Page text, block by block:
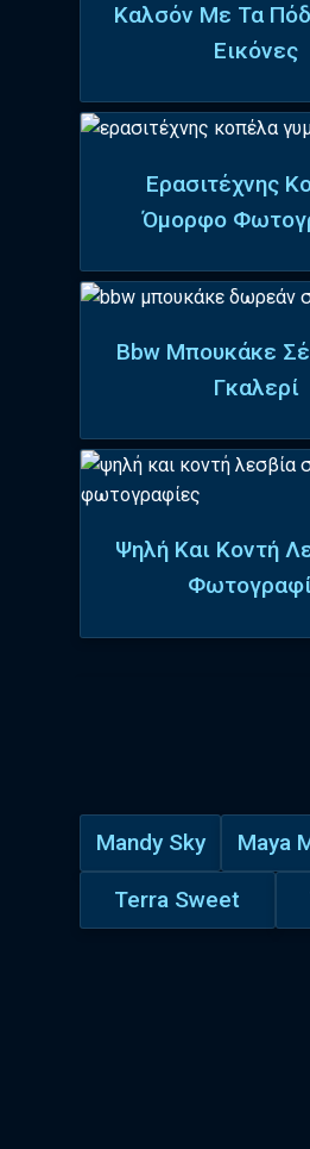
Καλσόν Με Τα
Εικόνες
Ερασιτέχνης
Όμορφο
Bbw Μπουκάκε
Γκαλερί
Ψηλή Και Κοντή
Mandy Sky Maya
Terra Sweet